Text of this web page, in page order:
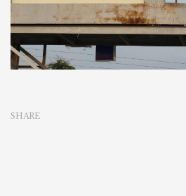
SHARE